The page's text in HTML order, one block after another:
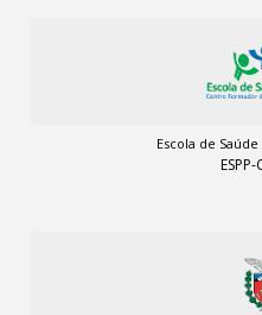
Escola de
ESPP-